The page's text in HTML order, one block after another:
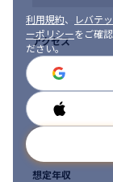
ルの共有を通じて
・情報セキュリテ
る環境です
・教育を重視して
につきます
変更の範囲：会社
利用規約、 レバテ
ーポリシーをご確
ださい。
アクセス
勤務時間
想定年収